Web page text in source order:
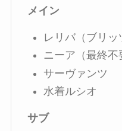
メイン
レリバ（ブリッ
ニーア（最終不
サーヴァンツ
水着ルシオ
サブ